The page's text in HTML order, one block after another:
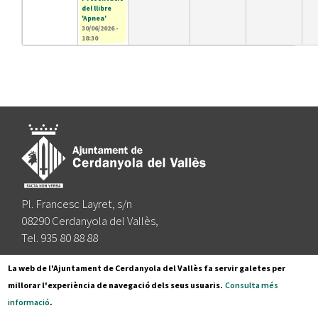
del llibre
'Apnea'
30/06/2026 -
18:30
Pl. Francesc Layret, s/n
08290 Cerdanyola del Vallès,
Tel. 935 80 88 88
Segueix-nos a:
La web de l'Ajuntament de Cerdanyola del Vallès fa servir galetes per
millorar l'experiència de navegació dels seus usuaris. Consulta més
informació.